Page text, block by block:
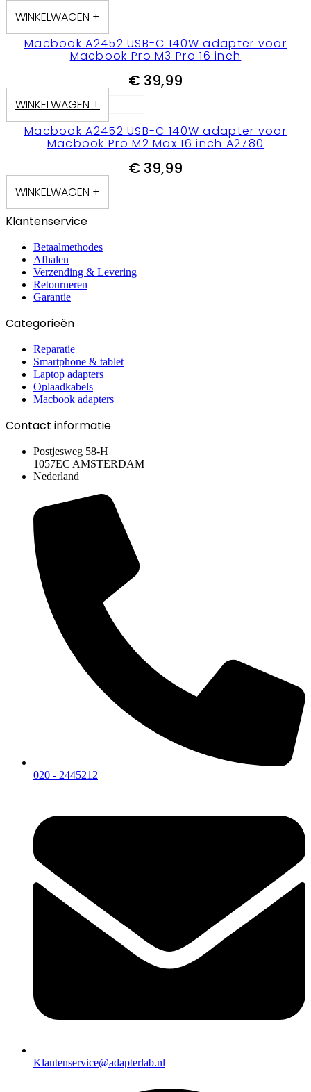
WINKELWAGEN +
Macbook A2452 USB-C 140W adapter voor
Macbook Pro M3 Pro 16 inch
€ 39,99
WINKELWAGEN +
Macbook A2452 USB-C 140W adapter voor
Macbook Pro M2 Max 16 inch A2780
€ 39,99
WINKELWAGEN +
Klantenservice
Betaalmethodes
Afhalen
Verzending & Levering
Retourneren
Garantie
Categorieën
Reparatie
Smartphone & tablet
Laptop adapters
Oplaadkabels
Macbook adapters
Contact informatie
Postjesweg 58-H
1057EC AMSTERDAM
Nederland
020 - 2445212
Klantenservice@adapterlab.nl